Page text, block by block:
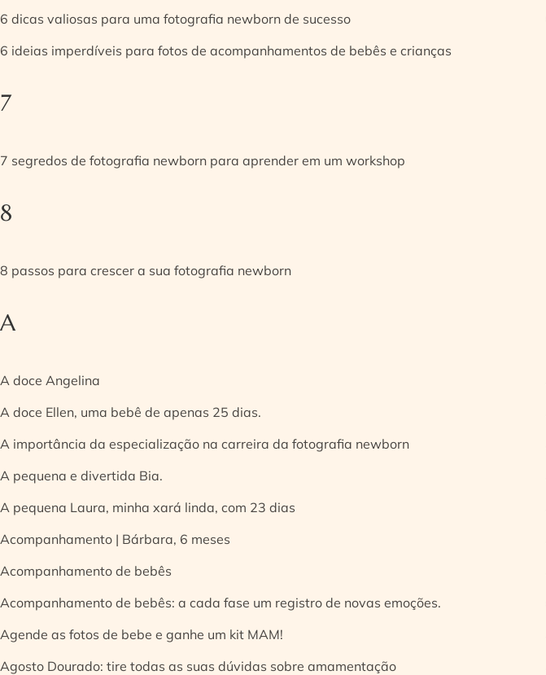
6 dicas valiosas para uma fotografia newborn de sucesso
6 ideias imperdíveis para fotos de acompanhamentos de bebês e crianças
7
7 segredos de fotografia newborn para aprender em um workshop
8
8 passos para crescer a sua fotografia newborn
A
A doce Angelina
A doce Ellen, uma bebê de apenas 25 dias.
A importância da especialização na carreira da fotografia newborn
A pequena e divertida Bia.
A pequena Laura, minha xará linda, com 23 dias
Acompanhamento | Bárbara, 6 meses
Acompanhamento de bebês
Acompanhamento de bebês: a cada fase um registro de novas emoções.
Agende as fotos de bebe e ganhe um kit MAM!
Agosto Dourado: tire todas as suas dúvidas sobre amamentação